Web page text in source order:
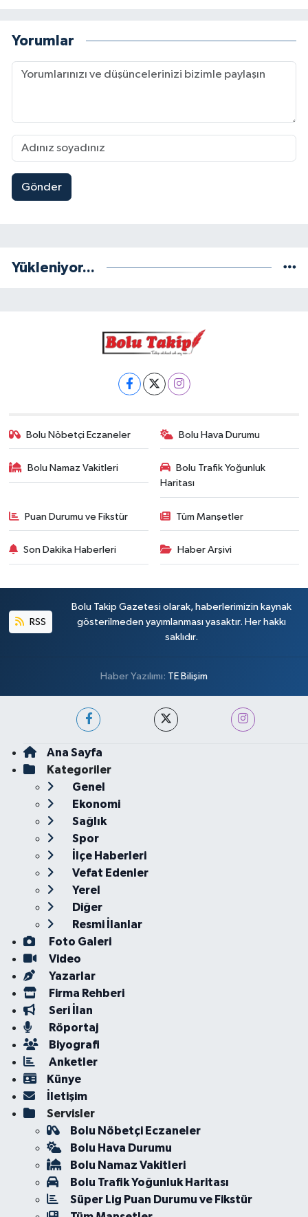
Yorumlar
Gönder
Yükleniyor...
Bolu Nöbetçi Eczaneler Bolu Hava Durumu
Bolu Namaz Vakitleri
Bolu Trafik Yoğunluk
Haritası
Puan Durumu ve Fikstür Tüm Manşetler
Son Dakika Haberleri Haber Arşivi
RSS
Bolu Takip Gazetesi olarak, haberlerimizin kaynak
gösterilmeden yayımlanması yasaktır. Her hakkı
saklıdır.
Haber Yazılımı: TE Bilişim
Ana Sayfa
Kategoriler
Genel
Ekonomi
Sağlık
Spor
İlçe Haberleri
Vefat Edenler
Yerel
Diğer
Resmi İlanlar
Foto Galeri
Video
Yazarlar
Firma Rehberi
Seri İlan
Röportaj
Biyografi
Anketler
Künye
İletişim
Servisler
Bolu Nöbetçi Eczaneler
Bolu Hava Durumu
Bolu Namaz Vakitleri
Bolu Trafik Yoğunluk Haritası
Süper Lig Puan Durumu ve Fikstür